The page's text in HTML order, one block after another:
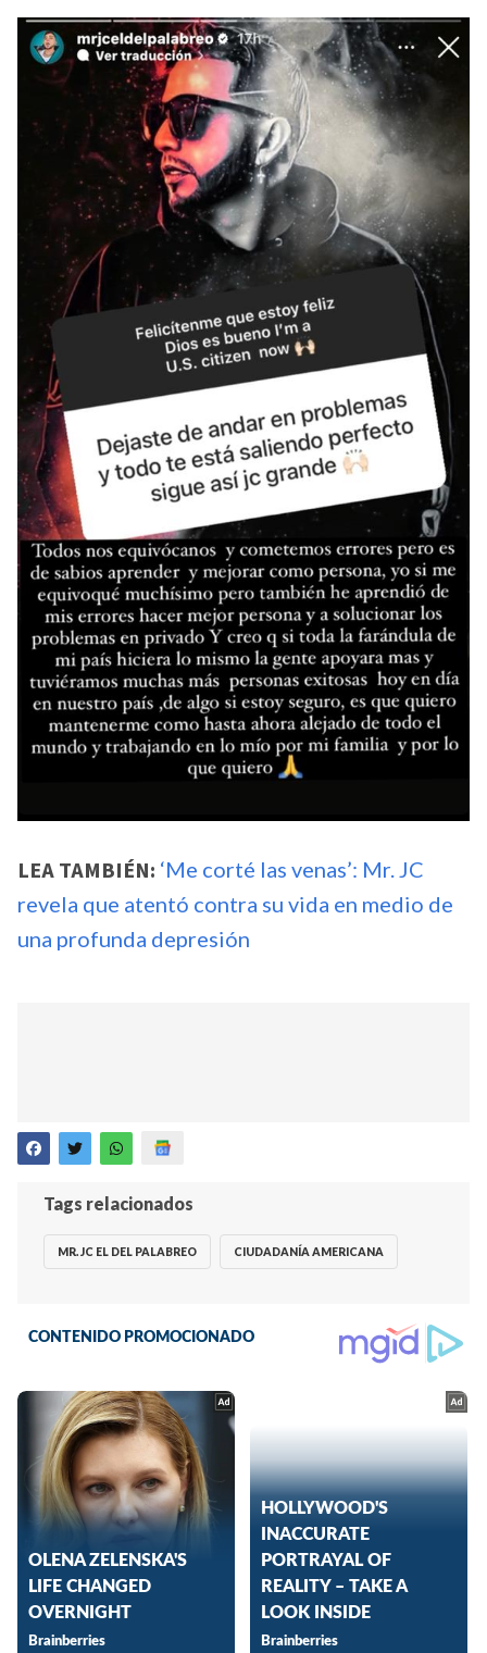
LEA TAMBIÉN: ‘Me corté las venas’: Mr. JC
revela que atentó contra su vida en medio de
una profunda depresión
Tags relacionados
MR. JC EL DEL PALABREO CIUDADANÍA AMERICANA